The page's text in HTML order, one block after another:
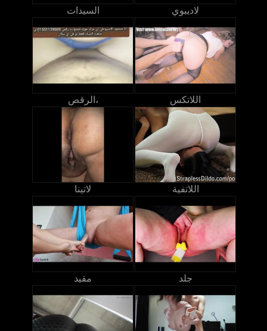
السيدات لاديبوي
الرقص، اللاتكس
لاتينا اللاتفية
مقيد جلد